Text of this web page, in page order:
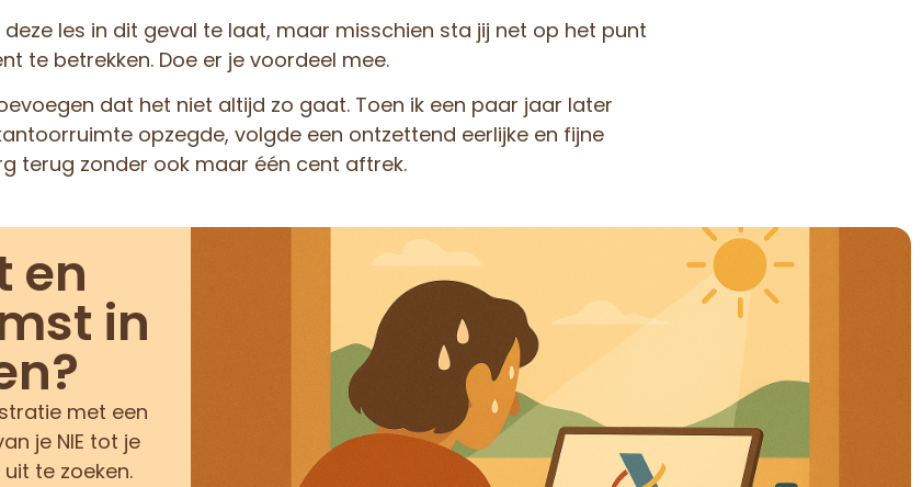
deze les in dit geval te laat, maar misschien sta jij net op het punt
te betrekken. Doe er je voordeel mee.
dat het niet altijd zo gaat. Toen ik een paar jaar later
opzegde, volgde een ontzettend eerlijke en fijne
terug zonder ook maar één cent aftrek.
en
in
met een
je NIE tot je
te zoeken.